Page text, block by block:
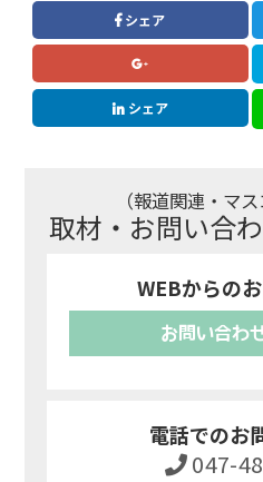
シェア
シェア
（報道関連・マ
取材・お問い合
WEBからの
お問い合わ
電話でのお
047-